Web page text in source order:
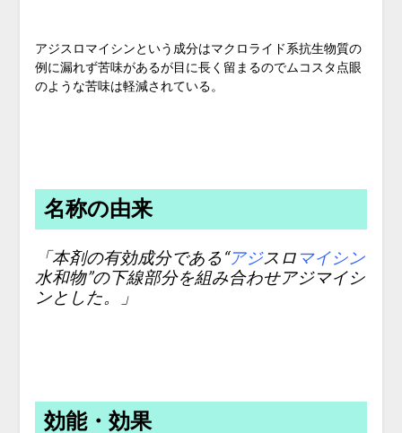
アジスロマイシンという成分はマクロライド系抗生物質の
例に漏れず苦味があるが目に長く留まるのでムコスタ点眼
のような苦味は軽減されている。
名称の由来
「本剤の有効成分である“アジスロ マイシン
水和物”の下線部分を組み合わせアジマイシ
ンとした。」
効能・効果